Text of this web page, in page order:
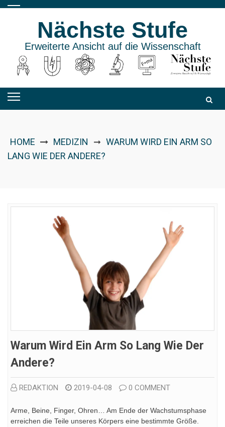
Skip
Nächste Stufe
Erweiterte Ansicht auf die Wissenschaft
HOME MEDIZIN ➞ WARUM WIRD EIN ARM SO
LANG WIE DER ANDERE?
Warum Wird Ein Arm So Lang Wie Der
Andere?
REDAKTION 2019-04-08 0 COMMENT
Arme, Beine, Finger, Ohren… Am Ende der Wachstumsphase
erreichen die Teile unseres Körpers eine bestimmte Größe.